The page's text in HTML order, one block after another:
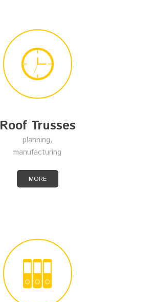
Roof Trusses
planning,
manufacturing
MORE